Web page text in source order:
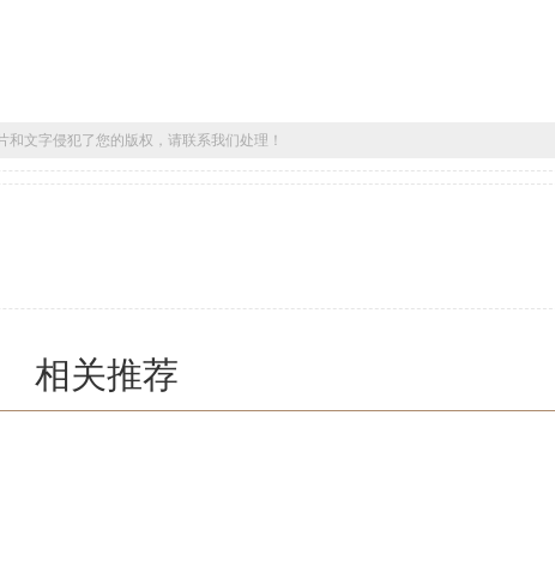
文字侵犯了您的版权，请联系我们处理！
相关推荐